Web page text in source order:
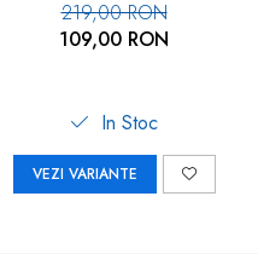
Floor
219,00 RON
109,00 RON
In Stoc
VEZI VARIANTE